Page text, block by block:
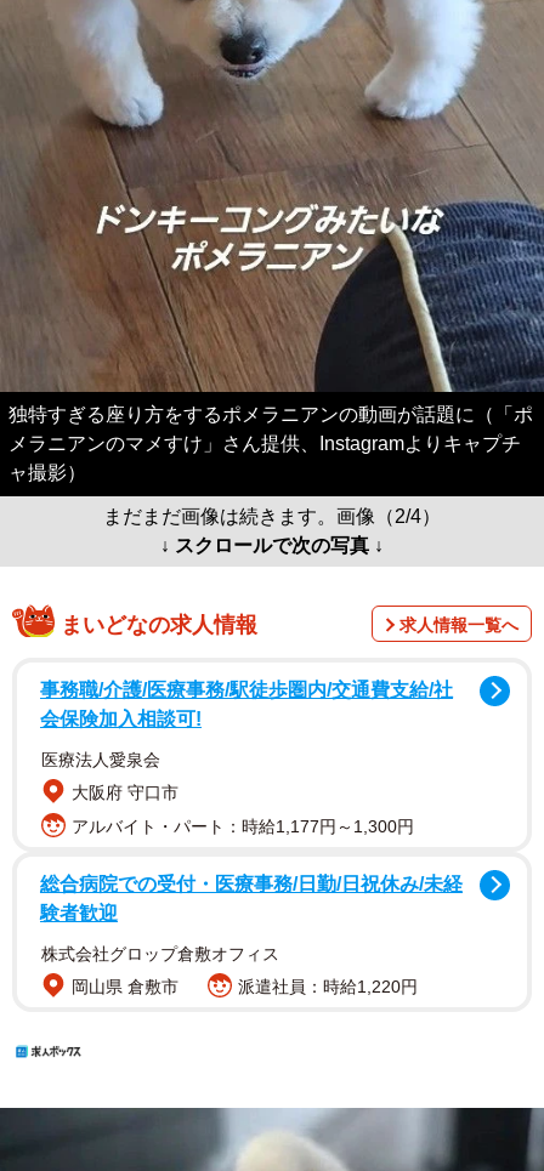
独特すぎる座り方をするポメラニアンの動画が話題に（「ポ
メラニアンのマメすけ」さん提供、Instagramよりキャプチ
ャ撮影）
まだまだ画像は続きます。画像（2/4）
↓ スクロールで次の写真 ↓
まいどなの求人情報 求人情報一覧へ
事務職/介護/医療事務/駅徒歩圏内/交通費支給/社
会保険加入相談可!
医療法人愛泉会
大阪府 守口市
アルバイト・パート：時給1,177円～1,300円
総合病院での受付・医療事務/日勤/日祝休み/未経
験者歓迎
株式会社グロップ倉敷オフィス
岡山県 倉敷市
派遣社員：時給1,220円